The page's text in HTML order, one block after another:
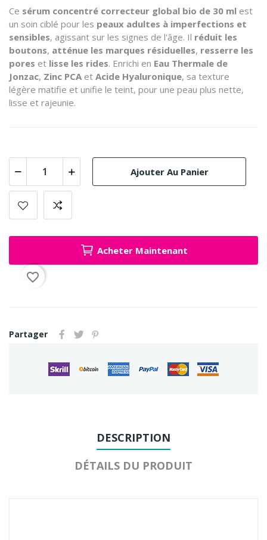
Ce sérum concentré correcteur global bio de 30 ml est
un soin ciblé pour les peaux adultes à imperfections et
sensibles, agissant sur les signes de l'âge. Il réduit les
boutons, atténue les marques résiduelles, resserre les
pores et lisse les rides. Enrichi en Eau Thermale de
Jonzac, Zinc PCA et Acide Hyaluronique, sa texture
légère matifie et unifie le teint, pour une peau plus nette,
lisse et rajeunie.
Ajouter Au Panier
Acheter Maintenant
favorite_border
Partager
DESCRIPTION
DÉTAILS DU PRODUIT